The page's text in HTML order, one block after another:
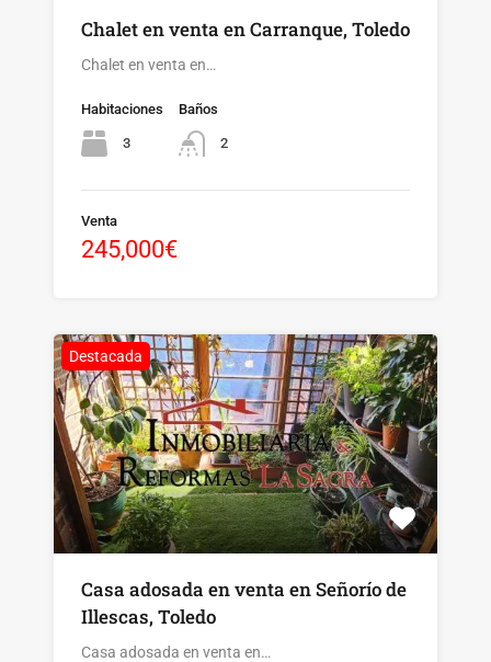
Chalet en venta en Carranque, Toledo
Chalet en venta en…
Habitaciones
3
Baños
2
Venta
245,000€
Destacada
Casa adosada en venta en Señorío de
Illescas, Toledo
Casa adosada en venta en…